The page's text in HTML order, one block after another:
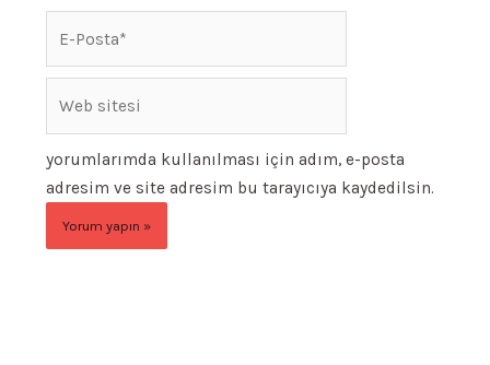
yorumlarımda kullanılması için adım, e-posta
adresim ve site adresim bu tarayıcıya kaydedilsin.